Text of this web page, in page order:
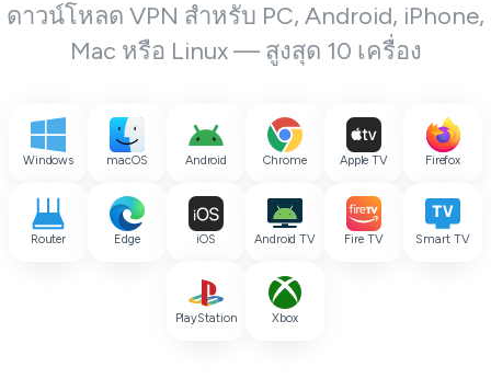
ดาวน์โหลด VPN สำหรับ PC, Android, iPhone,
Mac หรือ Linux — สูงสุด 10 เครื่อง
Windows macOS Android Chrome Apple TV Firefox
Router Edge iOS Android TV Fire TV Smart TV
PlayStation Xbox